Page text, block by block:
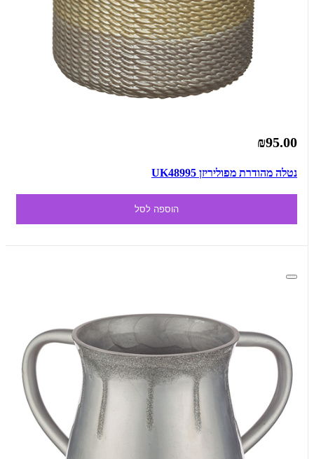
₪95.00
נטלה מהודרת מפוליריזן UK48995
הוספה לסל